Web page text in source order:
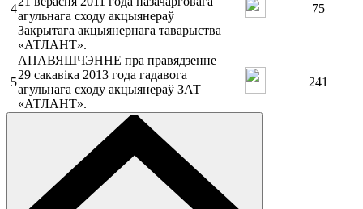
4
агульнага сходу акцыянераў
Закрытага акцыянернага таварыства
«АТЛАНТ».
75
5
АПАВЯШЧЭННЕ пра правядзенне
29 сакавіка 2013 года гадавога
агульнага сходу акцыянераў ЗАТ
«АТЛАНТ».
241